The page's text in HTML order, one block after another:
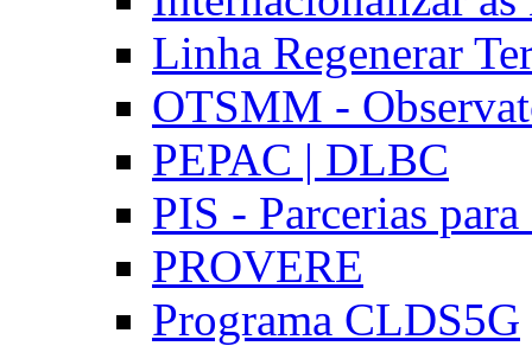
Linha Regenerar
OTSMM -
PEPAC | DLBC
PIS - Parcerias
PROVERE
Programa CLDS5G